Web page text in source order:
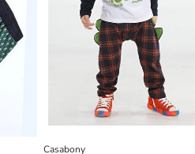
Casabony